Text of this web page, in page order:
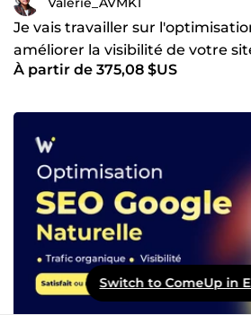
Je vais travailler sur
améliorer la visibilité de votre
À partir de 375,08 $US
Switch to ComeUp in